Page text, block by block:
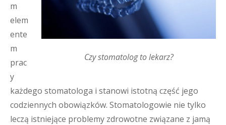
Czy stomatolog to lekarz?
m
elem
ente
m
prac
y
każdego stomatologa i stanowi istotną część jego
codziennych obowiązków. Stomatologowie nie tylko
leczą istniejące problemy zdrowotne związane z jamą